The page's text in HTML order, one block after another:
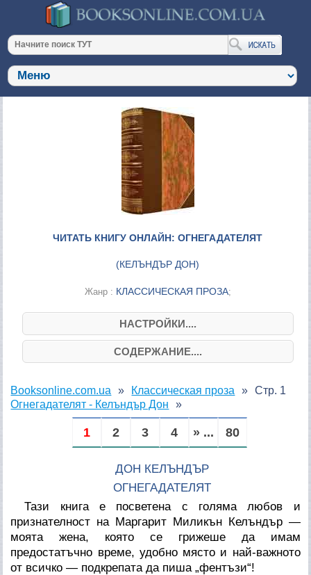
ЧИТАТЬ КНИГУ ОНЛАЙН: ОГНЕГАДАТЕЛЯТ
(КЕЛЪНДЪР ДОН)
Жанр : КЛАССИЧЕСКАЯ ПРОЗА;
НАСТРОЙКИ....
СОДЕРЖАНИЕ....
Booksonline.com.ua
Классическая проза
Огнегадателят - Келъндър Дон
Стр. 1
1 2 3 4 » ... 80
ДОН КЕЛЪНДЪР
ОГНЕГАДАТЕЛЯТ
Тази книга е посветена с голяма любов и
признателност на Маргарит Миликън Келъндър —
моята жена, която се грижеше да имам
предостатъчно време, удобно място и най-важното
от всичко — подкрепата да пиша „фентъзи“!